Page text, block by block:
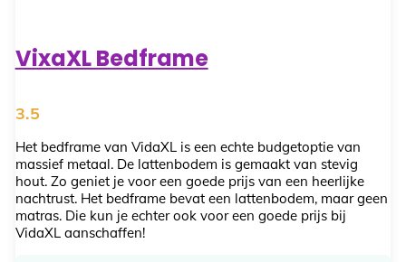
VixaXL Bedframe
3.5
Het bedframe van VidaXL is een echte budgetoptie van
massief metaal. De lattenbodem is gemaakt van stevig
hout. Zo geniet je voor een goede prijs van een heerlijke
nachtrust. Het bedframe bevat een lattenbodem, maar geen
matras. Die kun je echter ook voor een goede prijs bij
VidaXL aanschaffen!